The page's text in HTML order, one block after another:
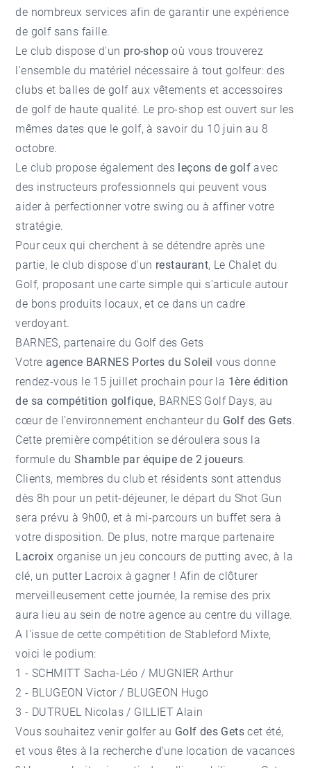
de nombreux services afin de garantir une expérience
de golf sans faille.
Le club dispose d'un pro-shop où vous trouverez
l'ensemble du matériel nécessaire à tout golfeur: des
clubs et balles de golf aux vêtements et accessoires
de golf de haute qualité. Le pro-shop est ouvert sur les
mêmes dates que le golf, à savoir du 10 juin au 8
octobre.
Le club propose également des leçons de golf avec
des instructeurs professionnels qui peuvent vous
aider à perfectionner votre swing ou à affiner votre
stratégie.
Pour ceux qui cherchent à se détendre après une
partie, le club dispose d'un restaurant, Le Chalet du
Golf, proposant une carte simple qui s'articule autour
de bons produits locaux, et ce dans un cadre
verdoyant.
BARNES, partenaire du Golf des Gets
Votre agence BARNES Portes du Soleil vous donne
rendez-vous le 15 juillet prochain pour la 1ère édition
de sa compétition golfique, BARNES Golf Days, au
cœur de l’environnement enchanteur du Golf des Gets.
Cette première compétition se déroulera sous la
formule du Shamble par équipe de 2 joueurs.
Clients, membres du club et résidents sont attendus
dès 8h pour un petit-déjeuner, le départ du Shot Gun
sera prévu à 9h00, et à mi-parcours un buffet sera à
votre disposition. De plus, notre marque partenaire
Lacroix organise un jeu concours de putting avec, à la
clé, un putter Lacroix à gagner ! Afin de clôturer
merveilleusement cette journée, la remise des prix
aura lieu au sein de notre agence au centre du village.
A l'issue de cette compétition de Stableford Mixte,
voici le podium:
1 - SCHMITT Sacha-Léo / MUGNIER Arthur
2 - BLUGEON Victor / BLUGEON Hugo
3 - DUTRUEL Nicolas / GILLIET Alain
Vous souhaitez venir golfer au Golf des Gets cet été,
et vous êtes à la recherche d’une location de vacances